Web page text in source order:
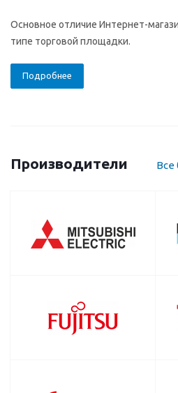
Основное отличие Интернет-
типе торговой площадки.
Подробнее
Производители